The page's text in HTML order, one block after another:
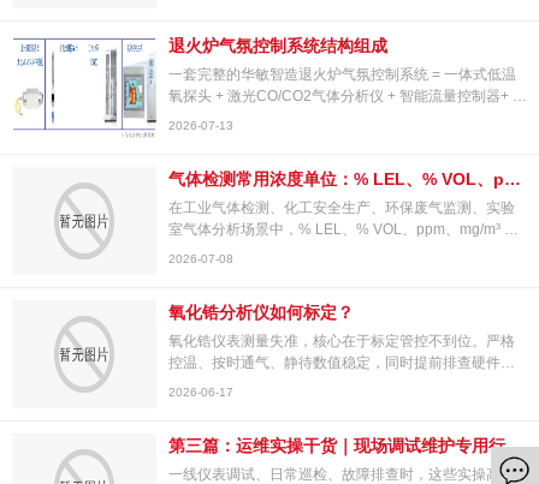
退火炉气氛控制系统结构组成
一套完整的华敏智造退火炉气氛控制系统 = 一体式低温
氧探头 + 激光CO/CO2气体分析仪 + 智能流量控制器+ 控
制主机 （内置分析单元)应用范围：N2+RX气保护气氛
2026-07-13
气体检测常用浓度单位：% LEL、% VOL、ppm、mg/m³ 解释
在工业气体检测、化工安全生产、环保废气监测、实验
室气体分析场景中，% LEL、% VOL、ppm、mg/m³ 是
四类核心浓度计量单位。现场作业时常出现单位混淆、
2026-07-08
氧化锆分析仪如何标定？
氧化锆仪表测量失准，核心在于标定管控不到位。严格
控温、按时通气、静待数值稳定，同时提前排查硬件隐
患，即可彻底解决漂移、数据异常等常见问题。另外，
2026-06-17
第三篇：运维实操干货｜现场调试维护专用行业术语
一线仪表调试、日常巡检、故障排查时，这些实操高频